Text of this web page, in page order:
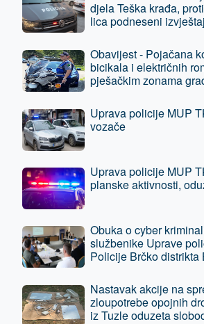
djela Teška krađa,
lica podneseni
Obavijest - Pojačana
bicikala i električnih
pješačkim zonama
Uprava policije MUP
vozače
Uprava policije MUP
planske aktivnosti,
Obuka o cyber
službenike Uprave
Policije Brčko distrikta
Nastavak akcije na
zloupotrebe opojnih
iz Tuzle oduzeta